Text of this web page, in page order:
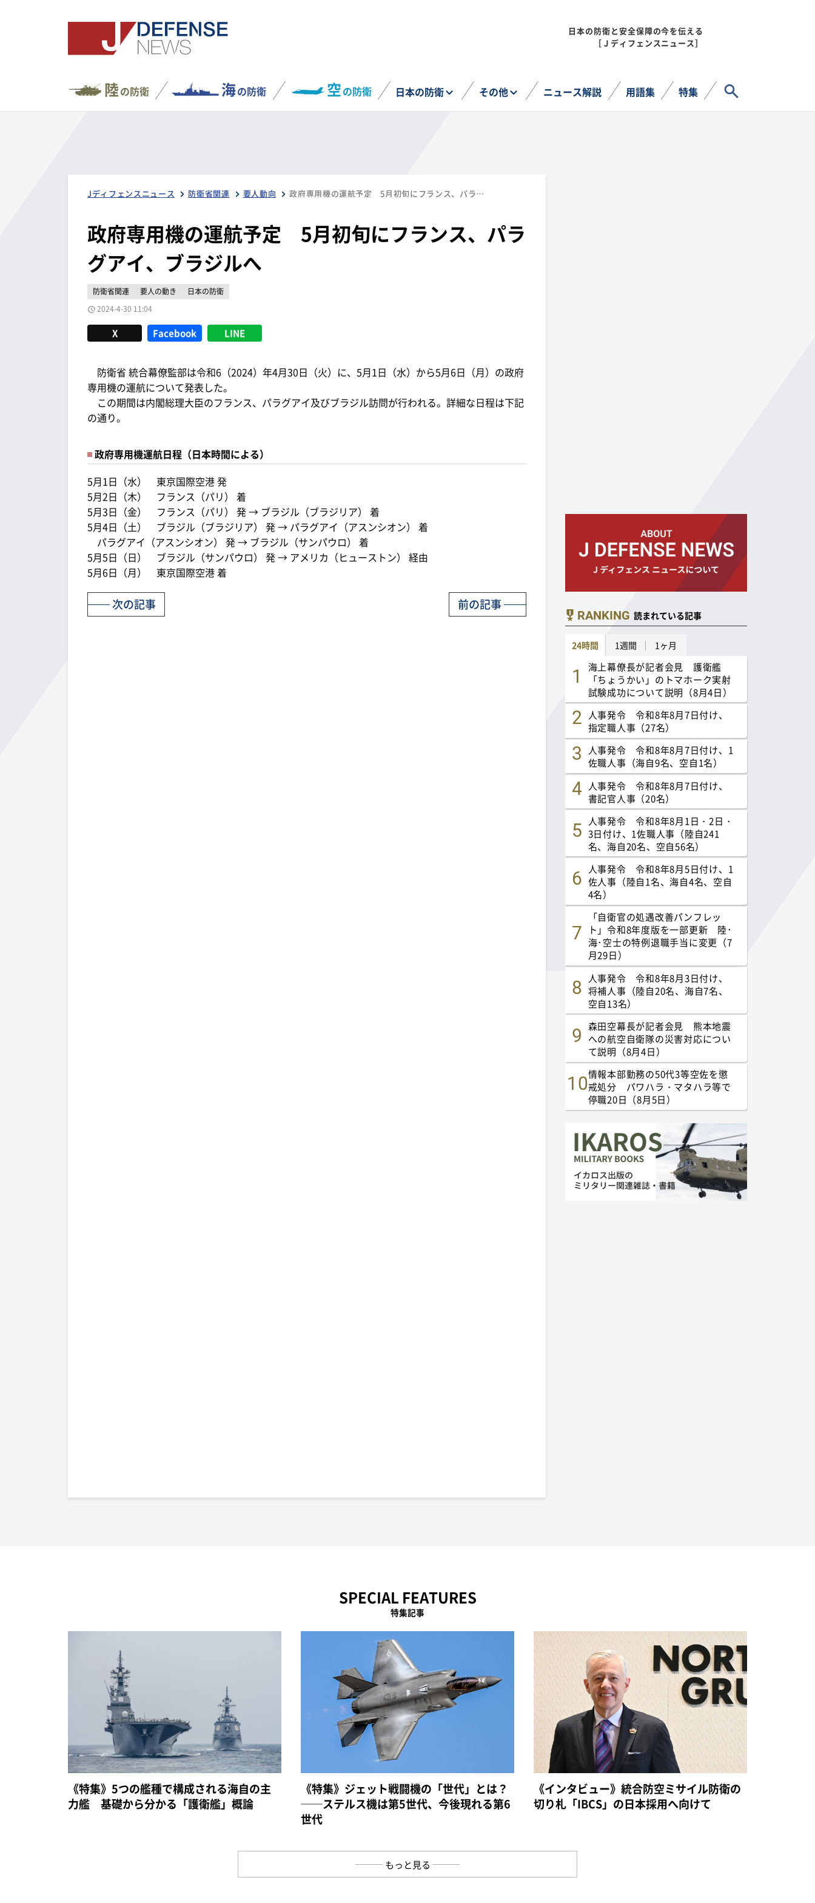
日本の防衛と安全保障の今を伝える
［Ｊディフェンスニュース］
陸の防衛 海の防衛 空の防衛 日本の防衛 その他 ニュース解説 用語集 特集
Jディフェンスニュース 防衛省関連 要人動向 政府専用機の運航予定 5月初旬にフランス、パラグアイ、ブラジルへ
政府専用機の運航予定 5月初旬にフランス、パラ
グアイ、ブラジルへ
防衛省関連 要人の動き
日本の防衛
2024-4-30 11:04
X Facebook LINE
防衛省 統合幕僚監部は令和6（2024）年4月30日（火）に、5月1日（水）から5月6日（月）の政府
専用機の運航について発表した。
この期間は内閣総理大臣のフランス、パラグアイ及びブラジル訪問が行われる。詳細な日程は下記
の通り。
政府専用機運航日程（日本時間による）
5月1日（水） 東京国際空港 発
5月2日（木） フランス（パリ） 着
5月3日（金） フランス（パリ） 発 → ブラジル（ブラジリア） 着
5月4日（土） ブラジル（ブラジリア） 発 → パラグアイ（アスンシオン） 着
パラグアイ（アスンシオン） 発 → ブラジル（サンパウロ） 着
5月5日（日） ブラジル（サンパウロ） 発 → アメリカ（ヒューストン） 経由
5月6日（月） 東京国際空港 着
前の記事
次の記事
RANKING 読まれている記事
24時間 1週間 1ヶ月
海上幕僚長が記者会見 護衛艦
「ちょうかい」のトマホーク実射
試験成功について説明（8月4日）
人事発令 令和8年8月7日付け、
指定職人事（27名）
人事発令 令和8年8月7日付け、1
佐職人事（海自9名、空自1名）
人事発令 令和8年8月7日付け、
書記官人事（20名）
人事発令 令和8年8月1日・2日・
3日付け、1佐職人事（陸自241
名、海自20名、空自56名）
人事発令 令和8年8月5日付け、1
佐人事（陸自1名、海自4名、空自
4名）
「自衛官の処遇改善パンフレッ
ト」令和8年度版を一部更新 陸･
海･空士の特例退職手当に変更（7
月29日）
人事発令 令和8年8月3日付け、
将補人事（陸自20名、海自7名、
空自13名）
森田空幕長が記者会見 熊本地震
への航空自衛隊の災害対応につい
て説明（8月4日）
情報本部勤務の50代3等空佐を懲
戒処分 パワハラ・マタハラ等で
停職20日（8月5日）
SPECIAL FEATURES
特集記事
《特集》5つの艦種で構成される海自の主
力艦 基礎から分かる「護衛艦」概論
《特集》ジェット戦闘機の「世代」とは？
──ステルス機は第5世代、今後現れる第6
世代
《インタビュー》統合防空ミサイル防衛の
切り札「IBCS」の日本採用へ向けて
もっと見る